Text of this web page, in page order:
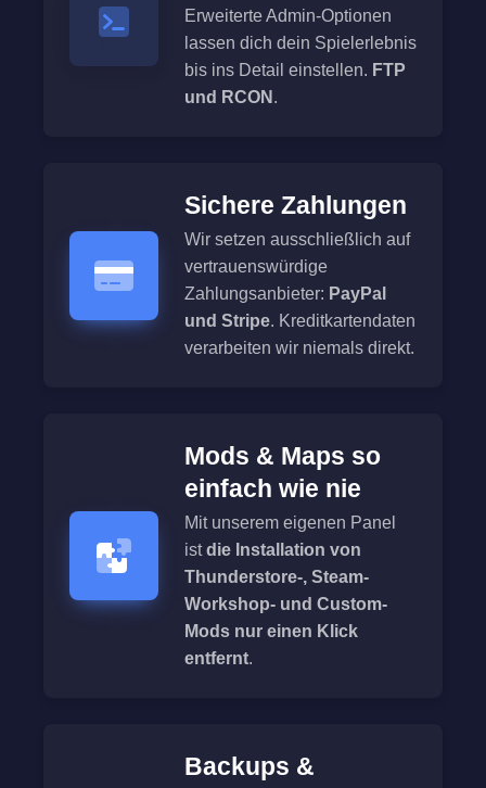
Erweiterte Admin-Optionen
lassen dich dein Spielerlebnis
bis ins Detail einstellen. FTP
und RCON .
Sichere Zahlungen
Wir setzen ausschließlich auf
vertrauenswürdige
Zahlungsanbieter: PayPal
und Stripe. Kreditkartendaten
verarbeiten wir niemals direkt.
Mods & Maps so
einfach wie nie
Mit unserem eigenen Panel
istdie Installation von
Thunderstore-, Steam-
Workshop- und Custom-
Mods nur einen Klick
entfernt.
Backups &